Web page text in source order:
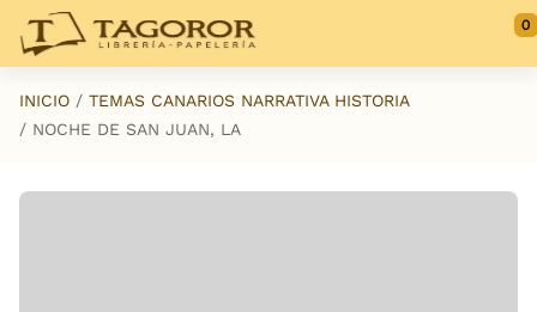
Saltar al contenido principal
0
INICIO
TEMAS CANARIOS NARRATIVA HISTORIA
NOCHE DE SAN JUAN, LA